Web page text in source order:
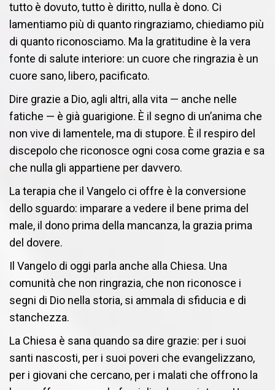
tutto è dovuto, tutto è diritto, nulla è dono. Ci
lamentiamo più di quanto ringraziamo, chiediamo più
di quanto riconosciamo. Ma la gratitudine è la vera
fonte di salute interiore: un cuore che ringrazia è un
cuore sano, libero, pacificato.
Dire grazie a Dio, agli altri, alla vita — anche nelle
fatiche — è già guarigione. È il segno di un’anima che
non vive di lamentele, ma di stupore. È il respiro del
discepolo che riconosce ogni cosa come grazia e sa
che nulla gli appartiene per davvero.
La terapia che il Vangelo ci offre è la conversione
dello sguardo: imparare a vedere il bene prima del
male, il dono prima della mancanza, la grazia prima
del dovere.
Il Vangelo di oggi parla anche alla Chiesa. Una
comunità che non ringrazia, che non riconosce i
segni di Dio nella storia, si ammala di sfiducia e di
stanchezza.
La Chiesa è sana quando sa dire grazie: per i suoi
santi nascosti, per i suoi poveri che evangelizzano,
per i giovani che cercano, per i malati che offrono la